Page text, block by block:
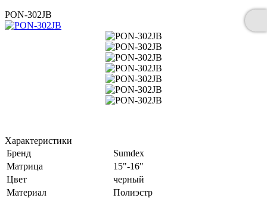
PON-302JB
Характеристики
Бренд
Sumdex
Матрица
15"-16"
Цвет
черный
Материал
Полиэстр